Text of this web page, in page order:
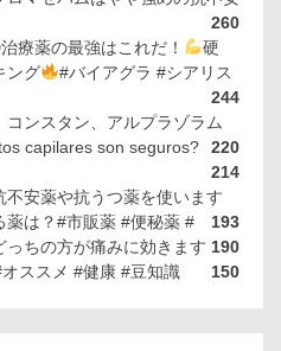
260
治療薬の最強はこれだ！
硬
ング
#バイアグラ #シアリス
244
コンスタン、アルプラゾラム
220
capilares son seguros?
214
不安薬や抗うつ薬を使います
193
薬は？#市販薬 #便秘薬 #
190
っちの方が痛みに効きます
ススメ #健康 #豆知識
150